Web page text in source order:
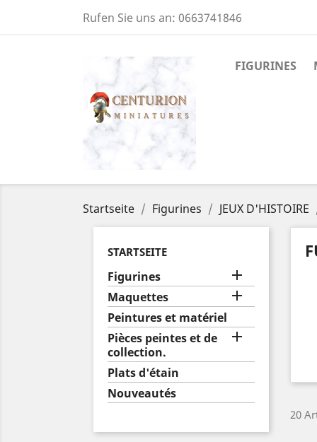
Rufen Sie uns an: 0663741846
FIGURINES
Startseite Figurines JEUX D'HISTOIRE
STARTSEITE
Figurines 
Maquettes 
Peintures et matériel
Pièces peintes et de
collection.

Plats d'étain
Nouveautés
20